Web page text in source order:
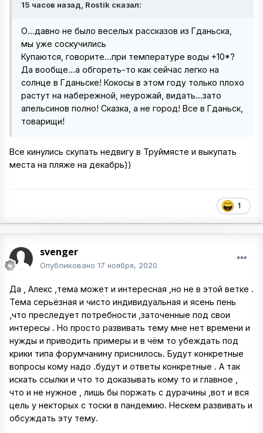
15 часов назад, Rostik сказал:
О...давно не было веселых рассказов из Гданьска,
мы уже соскучились
Купаются, говорите...при температуре воды +10*?
Да вообще...а обгореть-то как сейчас легко на
солнце в Гданьске! Кокосы в этом году только плохо
растут на набережной, неурожай, видать...зато
апельсинов полно! Сказка, а не город! Все в Гданьск,
товарищи!
Все кинулись скупать недвигу в Труймясте и выкупать
места на пляже на декабрь))
1
svenger
Опубликовано 17 ноября, 2020
Да , Алекс ,тема может и интересная ,но не в этой ветке .
Тема серьёзная и чисто индивидуальная и ясень пень
,что преследует потребности ,заточенные под свои
интересы . Но просто развивать тему мне нет времени и
нужды и приводить примеры и в чём то убеждать под
крики типа форумчанину приснилось. Будут конкретные
вопросы кому надо .будут и ответы конкретные . А так
искать ссылки и что то доказывать кому то и главное ,
что и не нужное , лишь бы поржать с дурачины ,вот и вся
цель у некторых с тоски в пандемию. Нескем развивать и
обсуждать эту тему.